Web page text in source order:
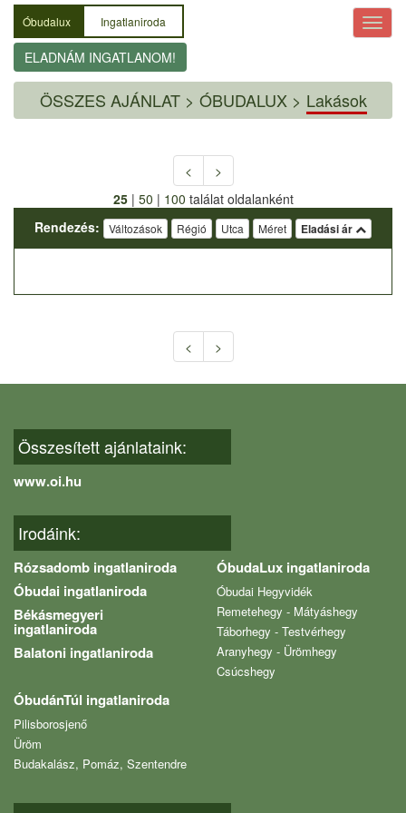
Óbudalux Ingatlaniroda
ELADNÁM INGATLANOM!
ÖSSZES AJÁNLAT> ÓBUDALUX > Lakások
<
>
25| 50 | 100 találat oldalanként
Rendezés:
Változások Régió Utca Méret Eladási ár
< >
Összesített ajánlataink:
www.oi.hu
Irodáink:
Rózsadomb ingatlaniroda
Óbudai ingatlaniroda
Békásmegyeri
ingatlaniroda
Balatoni ingatlaniroda
ÓbudaLux ingatlaniroda
Óbudai Hegyvidék
Remetehegy - Mátyáshegy
Táborhegy - Testvérhegy
Aranyhegy - Ürömhegy
Csúcshegy
ÓbudánTúl ingatlaniroda
Pilisborosjenő
Üröm
Budakalász, Pomáz, Szentendre